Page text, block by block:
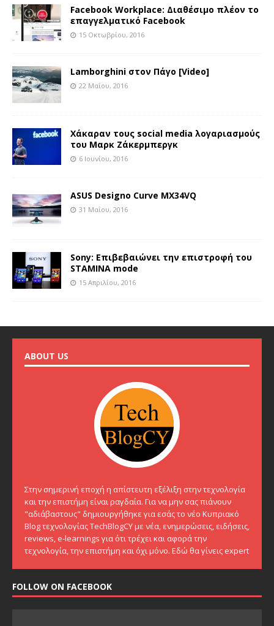
Facebook Workplace: Διαθέσιμο πλέον το
επαγγελματικό Facebook
15 Οκτωβρίου, 2016
Lamborghini στον Πάγο [Video]
22 Μαΐου, 2016
Χάκαραν τους social media λογαριασμούς
του Μαρκ Ζάκερμπεργκ
6 Ιουνίου, 2016
ASUS Designo Curve MX34VQ
31 Μαΐου, 2016
Sony: Επιβεβαιώνει την επιστροφή του
STAMINA mode
15 Απριλίου, 2016
ABOUT US
Στην σημερινή εποχή η απίστευτη εξέλιξη στην τεχνολογία
και την επιστήμη είναι ραγδαία. Για να μην σας πιάνουν
"αδιάβαστους" δημιουργήθηκε για εσάς το νέο Κυπριακό
Blog τεχνολογίας TechBlogCY με νέα, ενημερώσεις, ειδήσεις,
reviews, e-learnings για ότι τρέχει και αφορά την
τεχνολογία, την επιστήμη και όχι μόνο. Εδώ θα γίνεις expert
FOLLOW ON FACEBOOK